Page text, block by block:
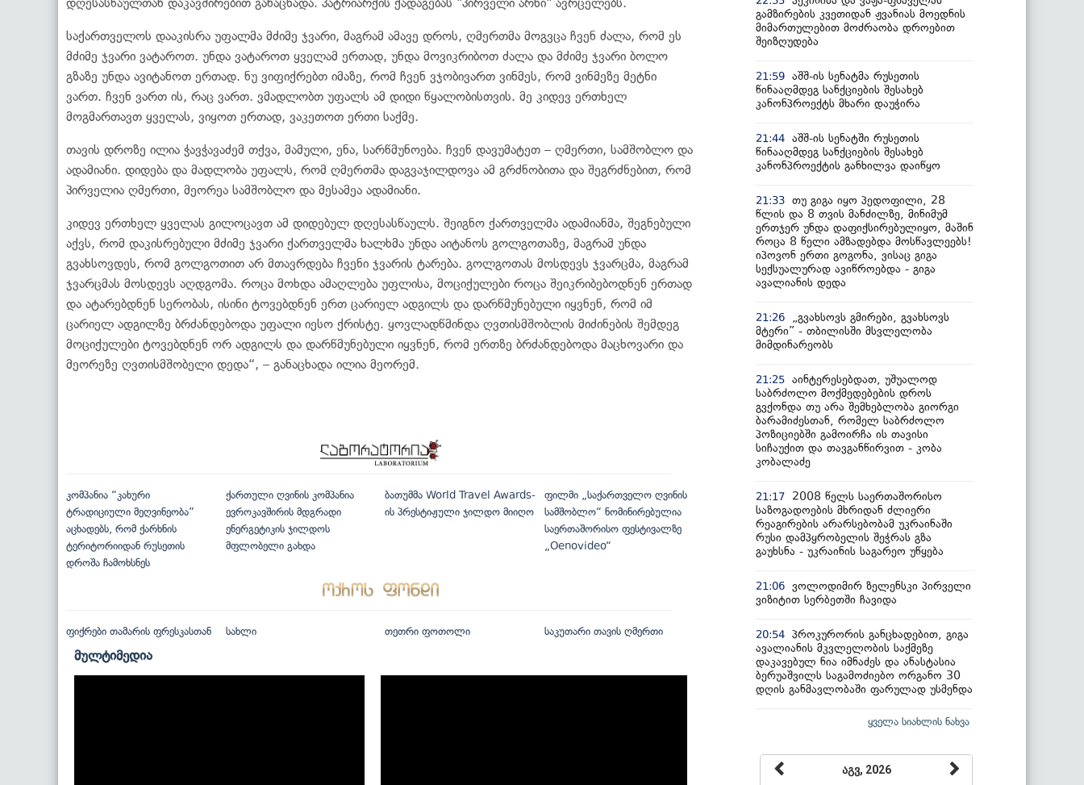
საქართველოს დააკისრა უფალმა მძიმე ჯვარი, მაგრამ ამავე დროს, ღმერთმა მოგვცა ჩვენ ძალა, რომ ეს
მძიმე ჯვარი ვატაროთ. უნდა ვატაროთ ყველამ ერთად, უნდა მოვიკრიბოთ ძალა და მძიმე ჯვარი ბოლო
გზაზე უნდა ავიტანოთ ერთად. ნუ ვიფიქრებთ იმაზე, რომ ჩვენ ვჯობივართ ვინმეს, რომ ვინმეზე მეტნი
ვართ. ჩვენ ვართ ის, რაც ვართ. ვმადლობთ უფალს ამ დიდი წყალობისთვის. მე კიდევ ერთხელ
მოგმართავთ ყველას, ვიყოთ ერთად, ვაკეთოთ ერთი საქმე.
თავის დროზე ილია ჭავჭავაძემ თქვა, მამული, ენა, სარწმუნოება. ჩვენ დავუმატეთ – ღმერთი, სამშობლო და
ადამიანი. დიდება და მადლობა უფალს, რომ ღმერთმა დაგვაჯილდოვა ამ გრძნობითა და შეგრძნებით, რომ
პირველია ღმერთი, მეორეა სამშობლო და მესამეა ადამიანი.
კიდევ ერთხელ ყველას გილოცავთ ამ დიდებულ დღესასწაულს. შეიგნო ქართველმა ადამიანმა, შეგნებული
აქვს, რომ დაკისრებული მძიმე ჯვარი ქართველმა ხალხმა უნდა აიტანოს გოლგოთაზე, მაგრამ უნდა
გვახსოვდეს, რომ გოლგოთით არ მთავრდება ჩვენი ჯვარის ტარება. გოლგოთას მოსდევს ჯვარცმა, მაგრამ
ჯვარცმას მოსდევს აღდგომა. როცა მოხდა ამაღლება უფლისა, მოციქულები როცა შეიკრიბებოდნენ ერთად
და ატარებდნენ სერობას, ისინი ტოვებდნენ ერთ ცარიელ ადგილს და დარწმუნებული იყვნენ, რომ იმ
ცარიელ ადგილზე ბრძანდებოდა უფალი იესო ქრისტე. ყოვლადწმინდა ღვთისმშობლის მიძინების შემდეგ
მოციქულები ტოვებდნენ ორ ადგილს და დარწმუნებული იყვნენ, რომ ერთზე ბრძანდებოდა მაცხოვარი და
მეორეზე ღვთისმშობელი დედა“, – განაცხადა ილია მეორემ.
კომპანია “კახური
ტრადიციული მეღვინეობა”
აცხადებს, რომ ქარხნის
ტერიტორიიდან რუსეთის
დროშა ჩამოხსნეს
ქართული ღვინის კომპანია
ევროკავშირის მდგრადი
ენერგეტიკის ჯილდოს
მფლობელი გახდა
ბათუმმა World Travel Awards-
ის პრესტიჟული ჯილდო მიიღო
ფილმი „საქართველო ღვინის
სამშობლო“ ნომინირებულია
საერთაშორისო ფესტივალზე
„Oenovideo“
ფიქრები თამარის ფრესკასთან სახლი თეთრი ფოთოლი საკუთარი თავის ღმერთი
მულტიმედია
გამზირების კვეთიდან ჟვანიას მოედნის
მიმართულებით მოძრაობა დროებით
შეიზღუდება
21:59 აშშ-ის სენატმა რუსეთის
წინააღმდეგ სანქციების შესახებ
კანონპროექტს მხარი დაუჭირა
21:44 აშშ-ის სენატში რუსეთის
წინააღმდეგ სანქციების შესახებ
კანონპროექტის განხილვა დაიწყო
21:33 თუ გიგა იყო პედოფილი, 28
წლის და 8 თვის მანძილზე, მინიმუმ
ერთჯერ უნდა დაფიქსირებულიყო, მაშინ
როცა 8 წელი ამზადებდა მოსწავლეებს!
იპოვონ ერთი გოგონა, ვისაც გიგა
სექსუალურად ავიწროებდა - გიგა
ავალიანის დედა
21:26
„გვახსოვს გმირები, გვახსოვს
მტერი” - თბილისში მსვლელობა
მიმდინარეობს
21:25 აინტერესებდათ, უშუალოდ
საბრძოლო მოქმედებების დროს
გვქონდა თუ არა შემხებლობა გიორგი
ბარამიძესთან, რომელ საბრძოლო
პოზიციებში გამოირჩა ის თავისი
სიჩაუქით და თავგანწირვით - კობა
კობალაძე
21:17
2008 წელს საერთაშორისო
საზოგადოების მხრიდან ძლიერი
რეაგირების არარსებობამ უკრაინაში
რუსი დამპყრობელის შეჭრას გზა
გაუხსნა - უკრაინის საგარეო უწყება
21:06 ვოლოდიმირ ზელენსკი პირველი
ვიზიტით სერბეთში ჩავიდა
20:54 პროკურორის განცხადებით, გიგა
ავალიანის მკვლელობის საქმეზე
დაკავებულ ნია იმნაძეს და ანასტასია
ბერუაშვილს საგამოძიებო ორგანო 30
დღის განმავლობაში ფარულად უსმენდა
ყველა სიახლის ნახვა
აგვ, 2026